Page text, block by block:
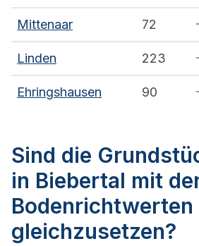
Mittenaar 72
Linden 223
Ehringshausen 90
Sind die
in Biebertal mit
Bodenrichtwerten
gleichzusetzen?